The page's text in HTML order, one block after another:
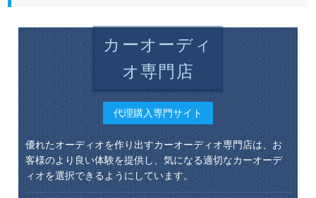
カーオーディ
オ専門店
代理購入専門サイト
優れたオーディオを作り出すカーオーディオ専門店は、お
客様のより良い体験を提供し、気になる適切なカーオーデ
ィオを選択できるようにしています。